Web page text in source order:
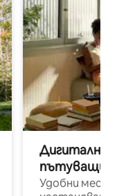
Дигитални
пътуващи
Удобни